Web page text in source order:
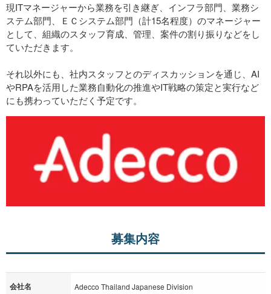
現ITマネージャーから業務を引き継ぎ、インフラ部門、業務シ
ステム部門、ＥＣシステム部門（計15名程度）のマネージャー
として、組織のスタッフ育成、管理、案件の割り振りなどをし
ていただきます。
それ以外にも、社内スタッフとのディスカッションを通じ、AI
やRPAを活用した業務自動化の推進やIT戦略の策定と実行など
にも携わっていただく予定です。
募集内容
会社名 Adecco Thailand Japanese Division